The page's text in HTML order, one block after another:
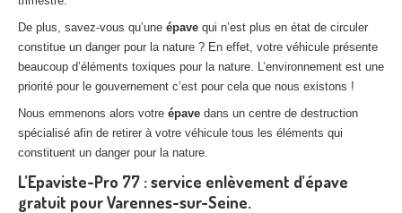
De plus, savez-vous qu’une épave qui n’est plus en état de circuler
constitue un danger pour la nature ? En effet, votre véhicule présente
beaucoup d’éléments toxiques pour la nature. L’environnement est une
priorité pour le gouvernement c’est pour cela que nous existons !
Nous emmenons alors votre épave dans un centre de destruction
spécialisé afin de retirer à votre véhicule tous les éléments qui
constituent un danger pour la nature.
L’Epaviste-Pro 77 : service enlèvement d’épave
gratuit pour Varennes-sur-Seine.